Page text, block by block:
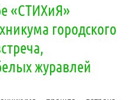
«СТИХиЯ»
городского
журавлей